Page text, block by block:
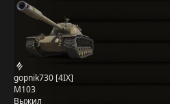
gopnik730 [4IX]
M103
Выжил